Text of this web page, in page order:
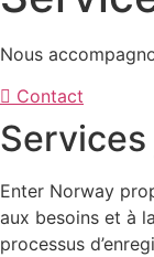
Nous
Contact
Enter Norway
aux besoins et à
processus